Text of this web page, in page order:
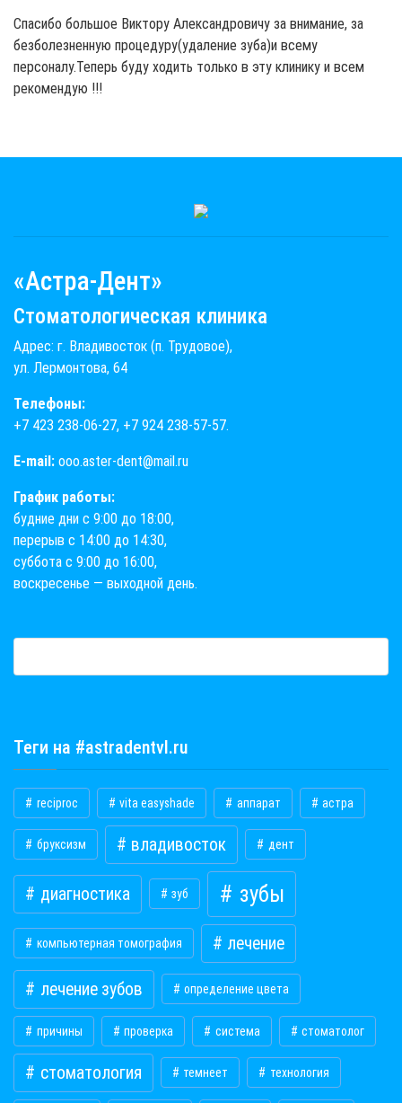
Спасибо большое Виктору Александровичу за внимание, за
безболезненную процедуру(удаление зуба)и всему
персоналу.Теперь буду ходить только в эту клинику и всем
рекомендую !!!
«Астра-Дент»
Стоматологическая клиника
Адрес: г. Владивосток (п. Трудовое),
ул. Лермонтова, 64
Телефоны:
+7 423 238-06-27, +7 924 238-57-57.
E-mail: ooo.aster-dent@mail.ru
График работы:
будние дни с 9:00 до 18:00,
перерыв с 14:00 до 14:30,
суббота с 9:00 до 16:00,
воскресенье — выходной день.
Теги на #astradentvl.ru
reciproc vita easyshade аппарат астра
бруксизм владивосток дент
диагностика зуб зубы
компьютерная томография лечение
лечение зубов определение цвета
причины проверка система стоматолог
стоматология темнеет технология